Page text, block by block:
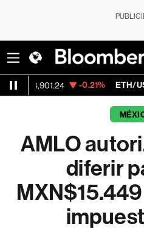
-0.21% ETH/USD
AMLO
diferir